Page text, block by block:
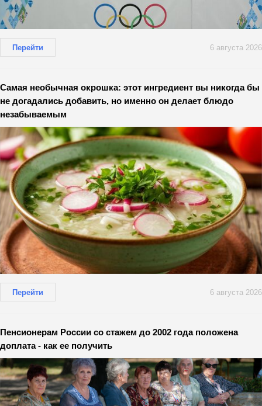
Перейти 6 августа 2026
Самая необычная окрошка: этот ингредиент вы никогда бы
не догадались добавить, но именно он делает блюдо
незабываемым
Перейти 6 августа 2026
Пенсионерам России со стажем до 2002 года положена
доплата - как ее получить